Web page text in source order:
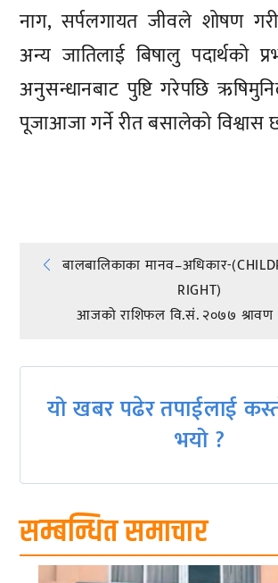
नाग, सर्पलगायत जीवले शोषण
अन्य जातिलाई बिषालु पदार्थको
अनुसन्धानबाट पुष्टि गरेपछि
पूजाआजा गर्ने रीत बसालेको विश्वास
Post
navigation
बालबालिकाका मानव–अधिकार-
RIGHT)
आजको राशिफल वि.सं. २०७७ श्रावण
यो खबर पढेर तपाईलाई
भयो ?
सम्बन्धित समाचार